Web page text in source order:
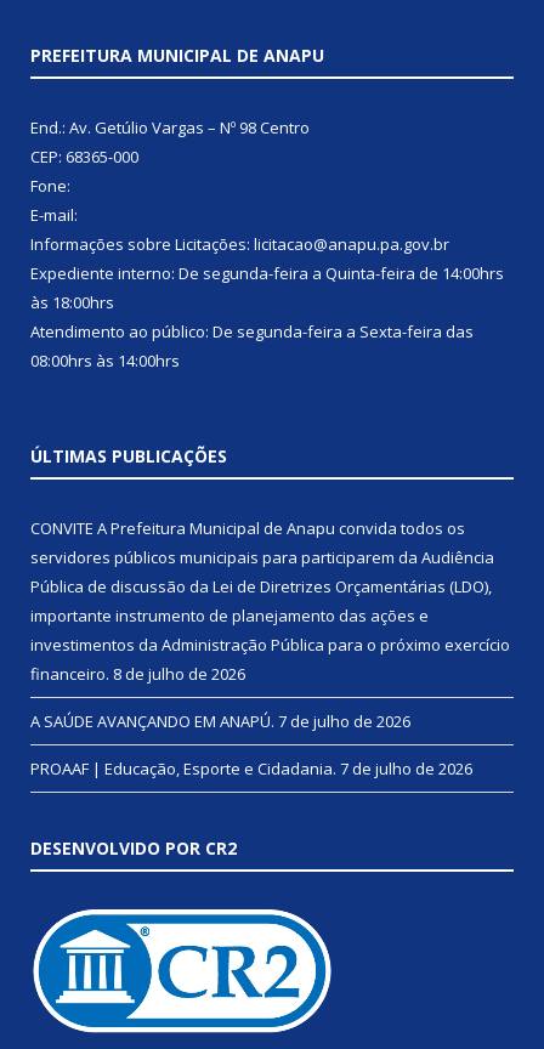
PREFEITURA MUNICIPAL DE ANAPU
End.: Av. Getúlio Vargas – Nº 98 Centro
CEP: 68365-000
Fone:
E-mail:
Informações sobre Licitações: licitacao@anapu.pa.gov.br
Expediente interno: De segunda-feira a Quinta-feira de 14:00hrs
às 18:00hrs
Atendimento ao público: De segunda-feira a Sexta-feira das
08:00hrs às 14:00hrs
ÚLTIMAS PUBLICAÇÕES
CONVITE A Prefeitura Municipal de Anapu convida todos os
servidores públicos municipais para participarem da Audiência
Pública de discussão da Lei de Diretrizes Orçamentárias (LDO),
importante instrumento de planejamento das ações e
investimentos da Administração Pública para o próximo exercício
financeiro. 8 de julho de 2026
A SAÚDE AVANÇANDO EM ANAPÚ. 7 de julho de 2026
PROAAF | Educação, Esporte e Cidadania. 7 de julho de 2026
DESENVOLVIDO POR CR2